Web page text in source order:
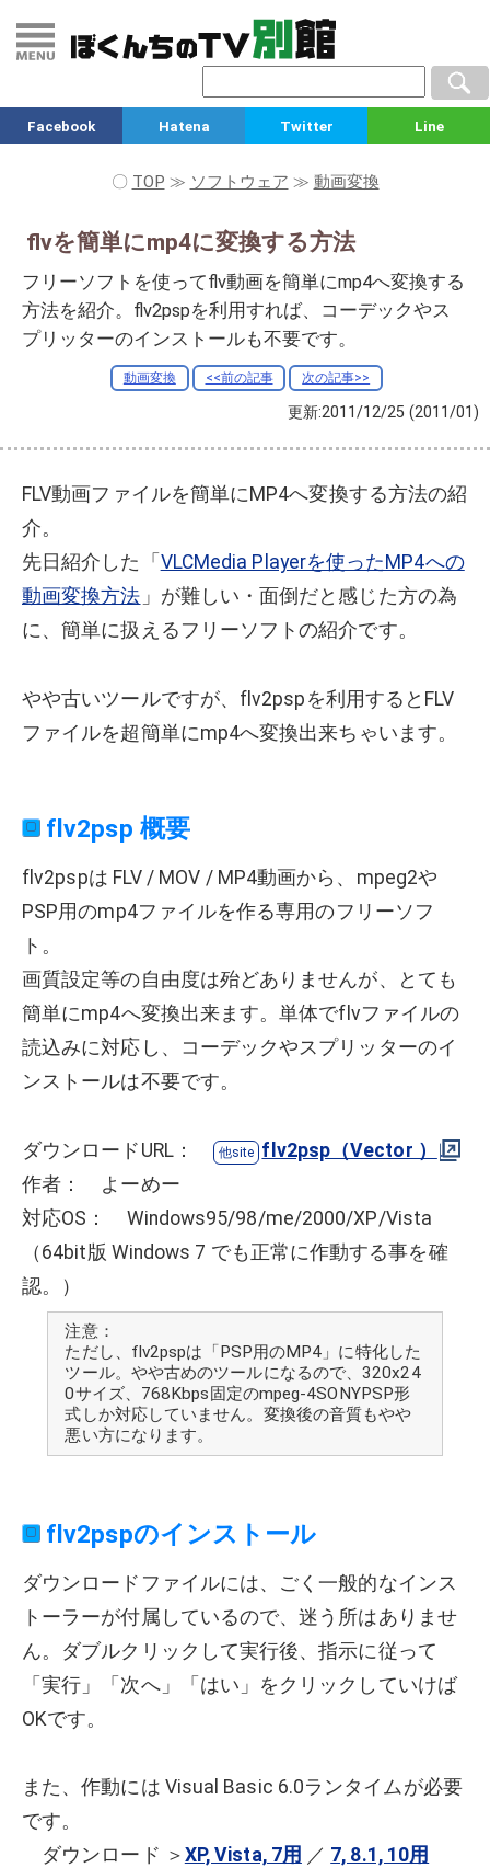
Facebook Hatena Twitter Line
〇 TOP ≫ ソフトウェア ≫ 動画変換
flvを簡単にmp4に変換する方法
フリーソフトを使ってflv動画を簡単にmp4へ変換する
方法を紹介。flv2pspを利用すれば、コーデックやス
プリッターのインストールも不要です。
動画変換 <<前の記事 次の記事>>
更新:2011/12/25 (2011/01)
FLV動画ファイルを簡単にMP4へ変換する方法の紹
介。
先日紹介した「 VLCMedia Playerを使ったMP4への
動画変換方法 」が難しい・面倒だと感じた方の為
に、簡単に扱えるフリーソフトの紹介です。
やや古いツールですが、flv2pspを利用するとFLV
ファイルを超簡単にmp4へ変換出来ちゃいます。
flv2psp 概要
flv2pspは FLV / MOV / MP4動画から、mpeg2や
PSP用のmp4ファイルを作る専用のフリーソフ
ト。
画質設定等の自由度は殆どありませんが、とても
簡単にmp4へ変換出来ます。単体でflvファイルの
読込みに対応し、コーデックやスプリッターのイ
ンストールは不要です。
ダウンロードURL：
flv2psp（Vector ）
作者： よーめー
対応OS： Windows95/98/me/2000/XP/Vista
（64bit版 Windows 7 でも正常に作動する事を確
認。）
注意：
ただし、flv2pspは「PSP用のMP4」に特化した
ツール。やや古めのツールになるので、320x24
0サイズ、768Kbps固定のmpeg-4SONYPSP形
式しか対応していません。変換後の音質もやや
悪い方になります。
flv2pspのインストール
ダウンロードファイルには、ごく一般的なインス
トーラーが付属しているので、迷う所はありませ
ん。ダブルクリックして実行後、指示に従って
「実行」「次へ」「はい」をクリックしていけば
OKです。
また、作動には Visual Basic 6.0ランタイムが必要
です。
ダウンロード ＞ XP, Vista, 7用 ／ 7, 8.1, 10用